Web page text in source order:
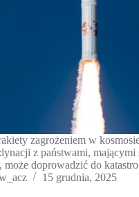
zagrożeniem w
z państwami, mającymi
może doprowadzić do
15 grudnia, 2025